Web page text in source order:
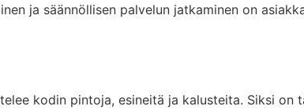
ja säännöllisen palvelun jatkaminen on
kodin pintoja, esineitä ja kalusteita. Siksi